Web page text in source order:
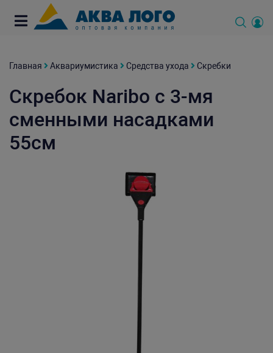
Главная Аквариумистика Средства ухода Скребки
Скребок Naribo с 3-мя
сменными насадками
55см